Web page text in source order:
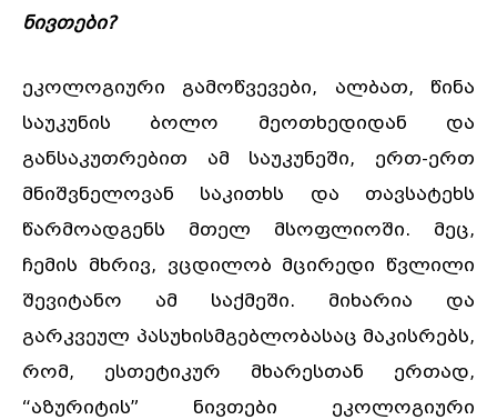
ნივთები?
ეკოლოგიური გამოწვევები, ალბათ, წინა
საუკუნის ბოლო მეოთხედიდან და
განსაკუთრებით ამ საუკუნეში, ერთ-ერთ
მნიშვნელოვან საკითხს და თავსატეხს
წარმოადგენს მთელ მსოფლიოში. მეც,
ჩემის მხრივ, ვცდილობ მცირედი წვლილი
შევიტანო ამ საქმეში. მიხარია და
გარკვეულ პასუხისმგებლობასაც მაკისრებს,
რომ, ესთეტიკურ მხარესთან ერთად,
“აზურიტის” ნივთები ეკოლოგიური